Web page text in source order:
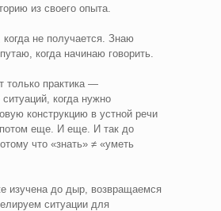
из своего опыта.
когда не получается. Знаю
когда начинаю говорить.
только практика —
когда нужно
конструкцию в устной речи
еще. И еще. И так до
что «знать» ≠ «уметь
изучена до дыр, возвращаемся
ситуации для